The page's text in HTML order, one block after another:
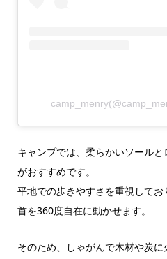
キャンプでは、柔らかいソール
がおすすめです。
平地での歩きやすさを重視して
首を360度自在に動かせます。
そのため、しゃがんで木材や炭